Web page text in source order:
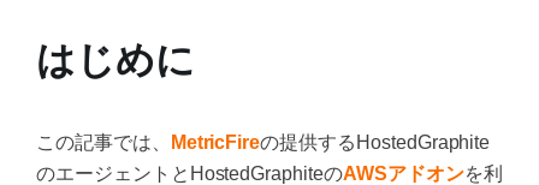
はじめに
この記事では、 MetricFireの提供するHostedGraphite
のエージェントとHostedGraphiteのAWSアドオンを利